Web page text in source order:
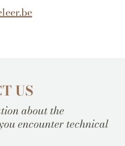
US
about the
encounter technical